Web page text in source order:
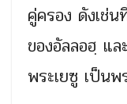
คู่ครอง ดังเช่
ของอัลลอฮฺ แ
พระเยซู เป็น